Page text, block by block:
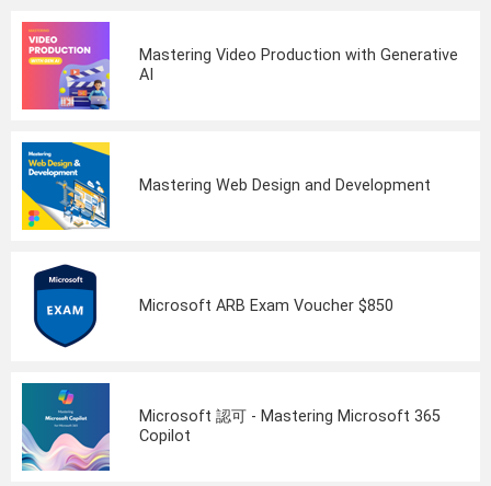
Mastering Video Production with Generative
AI
Mastering Web Design and Development
Microsoft ARB Exam Voucher $850
Microsoft 認可 - Mastering Microsoft 365
Copilot